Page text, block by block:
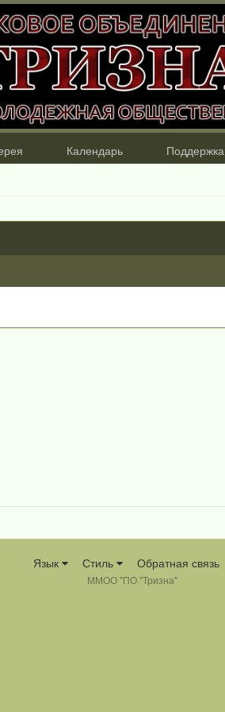
Календарь Поддержка
Язык Стиль Обратная связь
ММОО "ПО "Тризна"